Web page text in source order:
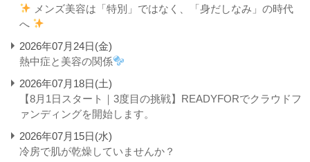
メンズ美容は「特別」ではなく、「身だしなみ」の時代
へ
2026年07月24日(金)
熱中症と美容の関係
2026年07月18日(土)
【8月1日スタート｜3度目の挑戦】READYFORでクラウドフ
ァンディングを開始します。
2026年07月15日(水)
冷房で肌が乾燥していませんか？